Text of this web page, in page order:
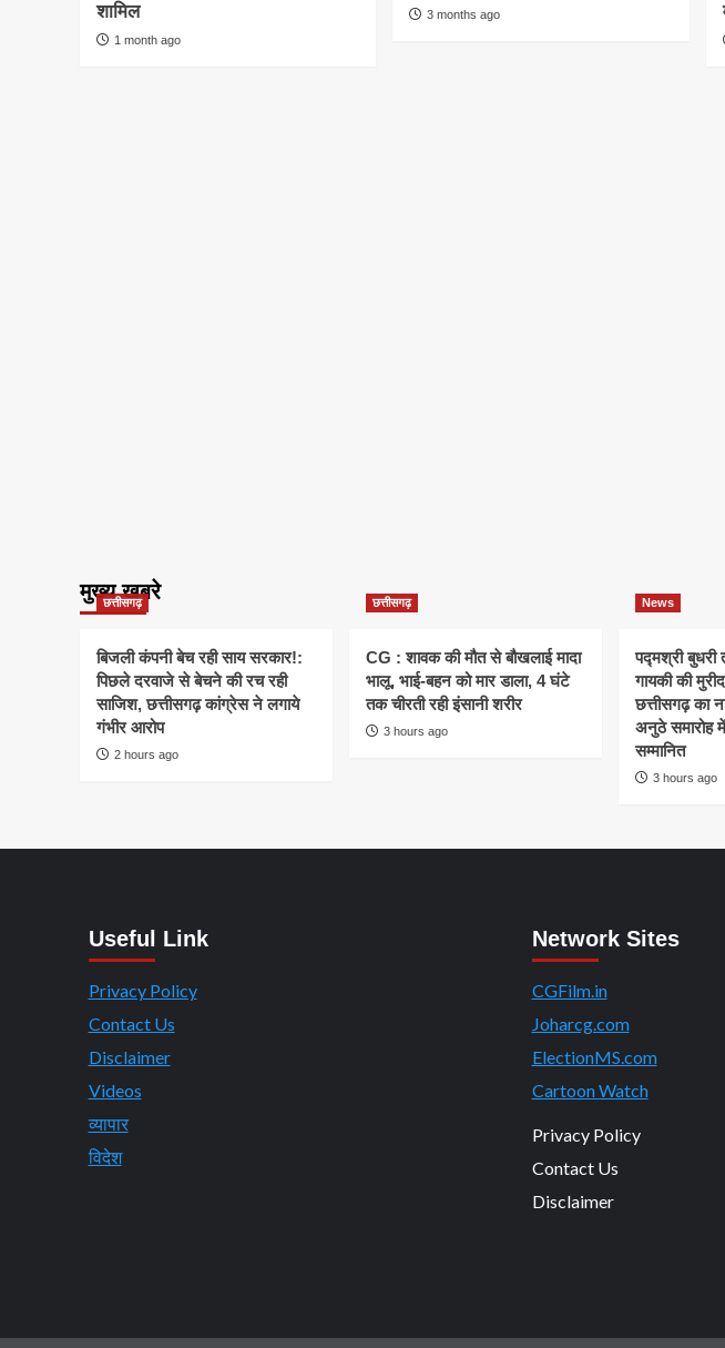
शामिल
1 month ago
3 months ago
मुख्य खबरे
छत्तीसगढ़
बिजली कंपनी बेच रही साय सरकार!:
पिछले दरवाजे से बेचने की रच रही
साजिश, छत्तीसगढ़ कांग्रेस ने लगाये
गंभीर आरोप
2 hours ago
छत्तीसगढ़
CG : शावक की मौत से बौखलाई मादा
भालू, भाई-बहन को मार डाला, 4 घंटे
तक चीरती रही इंसानी शरीर
3 hours ago
News
पद्मश्री बुधरी
गायकी की
छत्तीसगढ़ का
अनुठे समारोह
सम्मानित
3 hours ago
Useful Link
Privacy Policy
Contact Us
Disclaimer
Videos
व्यापार
विदेश
Network Sites
CGFilm.in
Joharcg.com
ElectionMS.com
Cartoon Watch
Privacy Policy
Contact Us
Disclaimer